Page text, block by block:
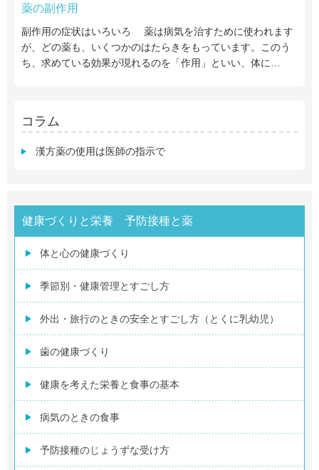
薬の副作用
副作用の症状はいろいろ 薬は病気を治すために使われます
が、どの薬も、いくつかのはたらきをもっています。このう
ち、求めている効果が現れるのを「作用」といい、体に…
コラム
漢方薬の使用は医師の指示で
健康づくりと栄養 予防接種と薬
体と心の健康づくり
季節別・健康管理とすごし方
外出・旅行のときの安全とすごし方（とくに乳幼児）
歯の健康づくり
健康を考えた栄養と食事の基本
病気のときの食事
予防接種のじょうずな受け方